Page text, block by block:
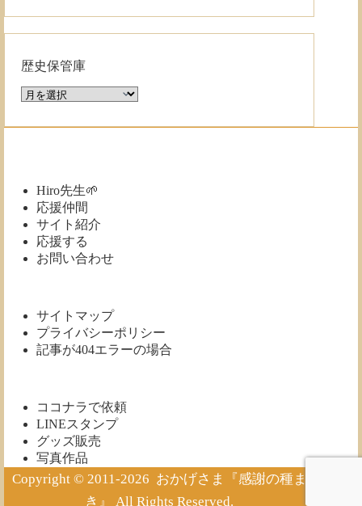
歴史保管庫
歴
保
Hiro先生🌱
応援仲間
サイト紹介
応援する
お問い合わせ
サイトマップ
プライバシーポリシー
記事が404エラーの場合
ココナラで依頼
LINEスタンプ
グッズ販売
写真作品
Copyright © 2011-2026 おかげさま『感謝の種ま
き』
All Rights Reserved.